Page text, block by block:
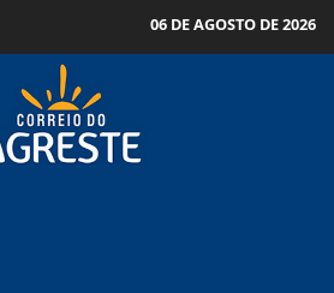
06 DE AGOSTO DE 2026